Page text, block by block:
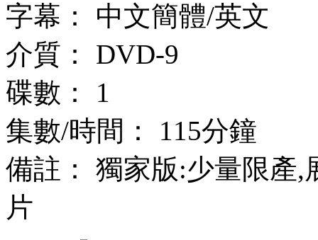
字幕： 中文簡體/英文
介質： DVD-9
碟數： 1
集數/時間： 115分鐘
備註： 獨家版:少量限產,
片